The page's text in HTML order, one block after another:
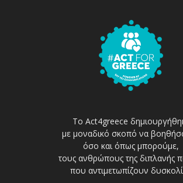
Το Act4greece
με μοναδικό σκοπό να
όσο και όπως μπορούμε,
τους ανθρώπους της διπλανής
που αντιμετωπίζουν